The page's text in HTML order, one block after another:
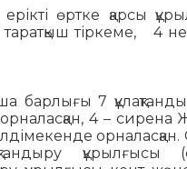
өртке қарсы
тіркеме, 4
барлығы 7
4 – сирена
орналасқан.
құрылғысы